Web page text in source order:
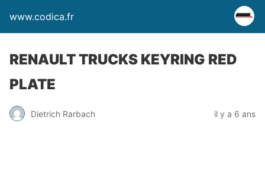
www.codica.fr
RENAULT TRUCKS KEYRING RED
PLATE
Dietrich Rarbach il y a 6 ans